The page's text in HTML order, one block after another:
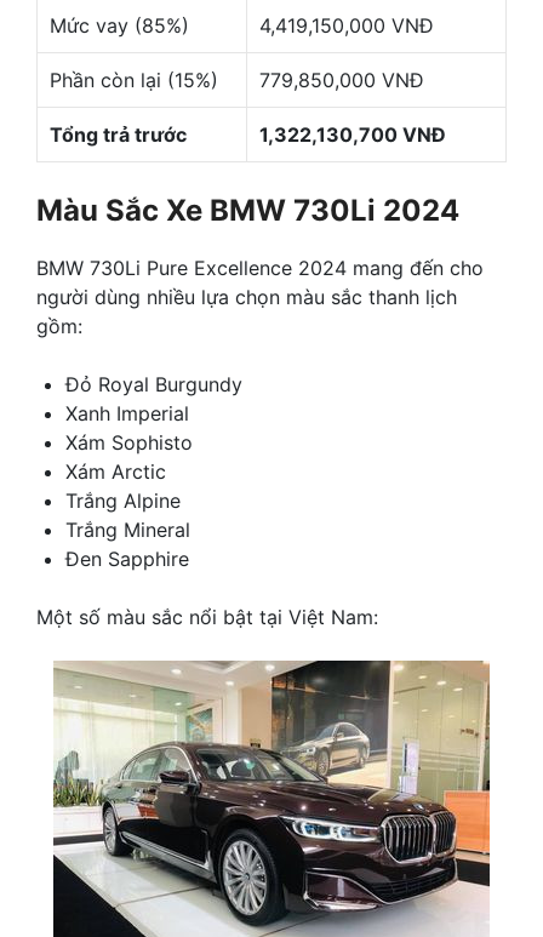
Mức vay (85%) 4,419,150,000 VNĐ
Phần còn lại (15%) 779,850,000 VNĐ
Tổng trả trước 1,322,130,700 VNĐ
Màu Sắc Xe BMW 730Li 2024
BMW 730Li Pure Excellence 2024 mang đến cho
người dùng nhiều lựa chọn màu sắc thanh lịch
gồm:
Đỏ Royal Burgundy
Xanh Imperial
Xám Sophisto
Xám Arctic
Trắng Alpine
Trắng Mineral
Đen Sapphire
Một số màu sắc nổi bật tại Việt Nam: